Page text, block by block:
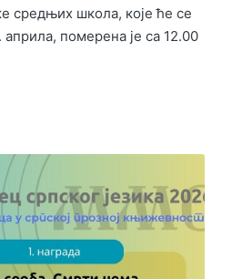
средњих школа, које ће се
померена је са 12.00